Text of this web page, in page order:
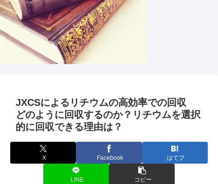
JXCSによるリチウムの高効率での回収
どのように回収するのか？リチウムを選択
的に回収できる理由は？
X Facebook はてブ
LINE コピー